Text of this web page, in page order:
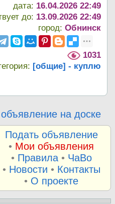
дата: 16.04.2026 22:49
до: 13.09.2026 22:49
город:Обнинск
1031
[общие] - куплю
на доске
Подать объявление
• Мои объявления
• Правила• ЧаВо
• Новости • Контакты
• О проекте